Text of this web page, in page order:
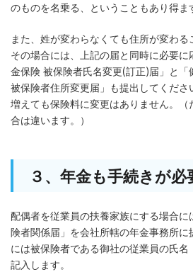
のものを名乗る、ということもあり得ま
また、姓が変わらなくても住所が変わる
その場合には、上記の届と同時に必要
金保険 被保険者氏名変更(訂正)届」と
被保険者住所変更届」も提出してくだ
増えても保険料に変更はありません。
合は違います。）
３、年金も手続きが必
配偶者を従業員の扶養家族にする場合
険者関係届」を会社所轄の年金事務所
には被保険者である御社の従業員の氏
記入します。